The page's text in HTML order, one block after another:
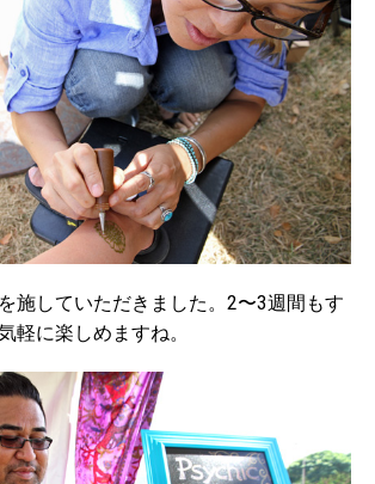
施していただきました。2〜3週間もす
軽に楽しめますね。